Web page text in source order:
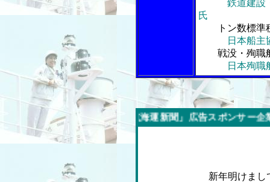
鉄道建設
氏
トン数標
日本船
戦没・殉職
日本殉
の「内航海運新聞」広告スポンサー企業
新年明けま